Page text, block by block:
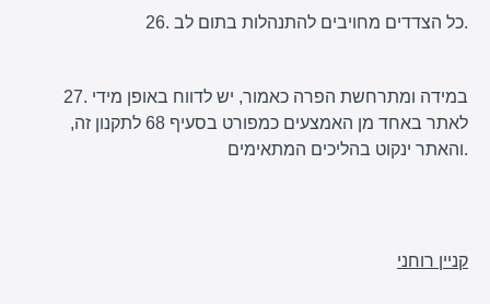
26. כל הצדדים מחויבים להתנהלות בתום לב.
27. במידה ומתרחשת הפרה כאמור, יש לדווח באופן מידי
לאתר באחד מן האמצעים כמפורט בסעיף 68 לתקנון זה,
והאתר ינקוט בהליכים המתאימים.
קניין רוחני